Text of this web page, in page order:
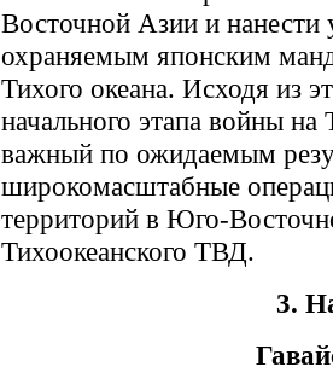
Восточной Азии и нанести
охраняемым японским
Тихого океана. Исходя из
начального этапа войны на
важный по ожидаемым
широкомасштабные
территорий в Юго-
Тихоокеанского ТВД.
3.